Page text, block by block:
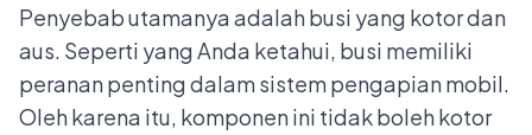
Penyebab utamanya adalah busi yang kotor dan
aus. Seperti yang Anda ketahui, busi memiliki
peranan penting dalam sistem pengapian mobil.
Oleh karena itu, komponen ini tidak boleh kotor